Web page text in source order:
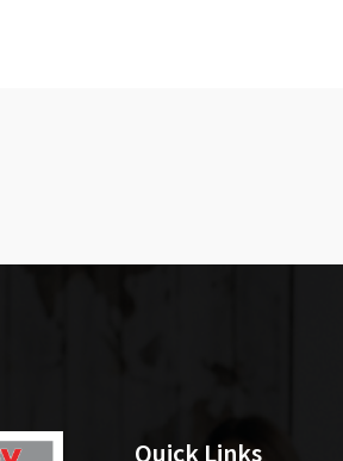
Quick Links